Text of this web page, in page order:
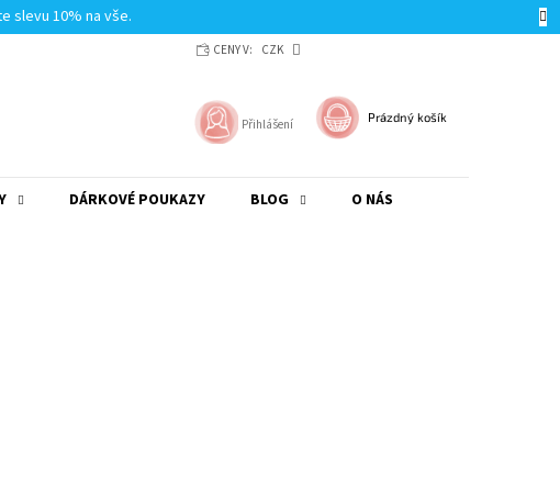
slevu 10% na vše.
CENY V: CZK
Přihlášení Prázdný košík
DÁRKOVÉ POUKAZY BLOG O NÁS